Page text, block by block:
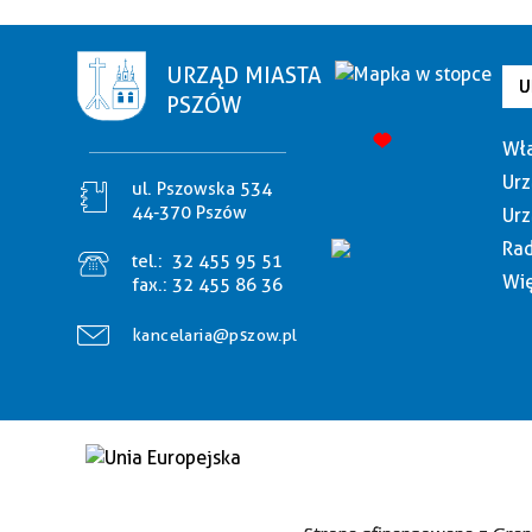
URZĄD MIASTA
PSZÓW
ul. Pszowska 534
44-370 Pszów
tel.: 32 455 95 51
fax.: 32 455 86 36
kancelaria@pszow.pl